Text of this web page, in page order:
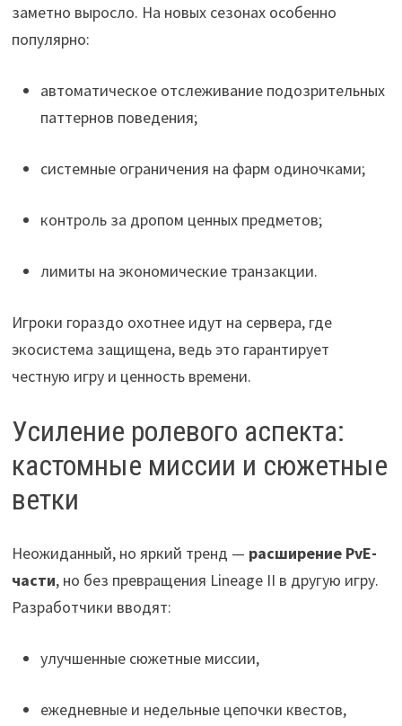
заметно выросло. На новых сезонах особенно
популярно:
автоматическое отслеживание подозрительных
паттернов поведения;
системные ограничения на фарм одиночками;
контроль за дропом ценных предметов;
лимиты на экономические транзакции.
Игроки гораздо охотнее идут на сервера, где
экосистема защищена, ведь это гарантирует
честную игру и ценность времени.
Усиление ролевого аспекта:
кастомные миссии и сюжетные
ветки
Неожиданный, но яркий тренд — расширение PvE-
части, но без превращения Lineage II в другую игру.
Разработчики вводят:
улучшенные сюжетные миссии,
ежедневные и недельные цепочки квестов,